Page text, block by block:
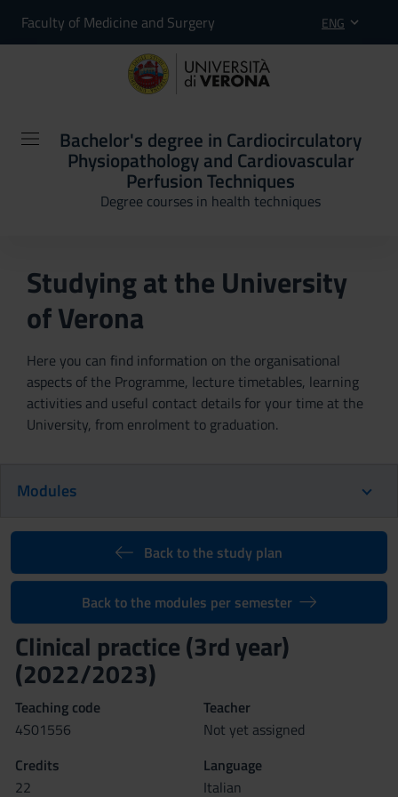
Faculty of Medicine and Surgery ENG
Bachelor's degree in Cardiocirculatory
Physiopathology and Cardiovascular
Perfusion Techniques
Degree courses in health techniques
Studying at the University
of Verona
Here you can find information on the organisational
aspects of the Programme, lecture timetables, learning
activities and useful contact details for your time at the
University, from enrolment to graduation.
Modules
Back to the study plan
Back to the modules per semester
Clinical practice (3rd year)
(2022/2023)
Teaching code
4S01556
Teacher
Not yet assigned
Credits
22
Language
Italian